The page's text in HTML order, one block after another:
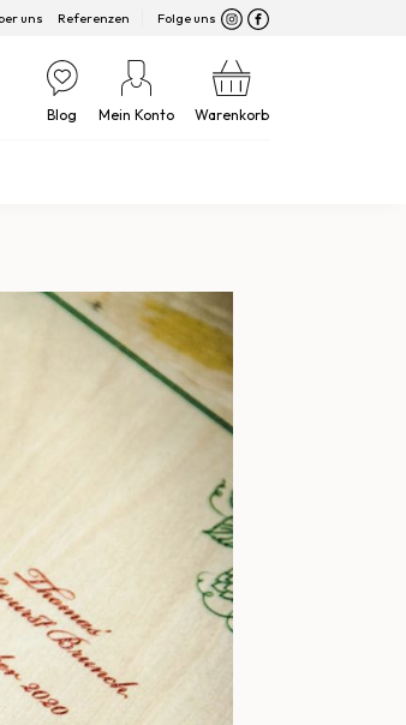
uns Referenzen Folge uns
Blog Mein Konto Warenkorb